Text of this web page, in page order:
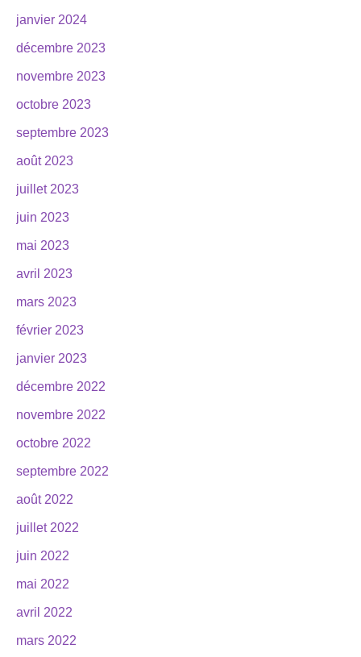
janvier 2024
décembre 2023
novembre 2023
octobre 2023
septembre 2023
août 2023
juillet 2023
juin 2023
mai 2023
avril 2023
mars 2023
février 2023
janvier 2023
décembre 2022
novembre 2022
octobre 2022
septembre 2022
août 2022
juillet 2022
juin 2022
mai 2022
avril 2022
mars 2022